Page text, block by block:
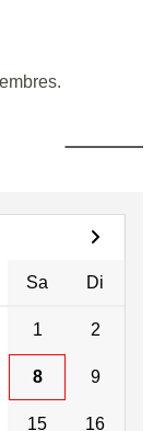
Sa Di
1 2
8 9
15 16